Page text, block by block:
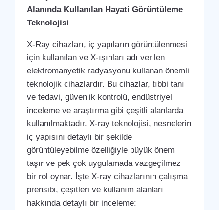
Alanında Kullanılan Hayati Görüntüleme
Teknolojisi
X-Ray cihazları, iç yapıların görüntülenmesi
için kullanılan ve X-ışınları adı verilen
elektromanyetik radyasyonu kullanan önemli
teknolojik cihazlardır. Bu cihazlar, tıbbi tanı
ve tedavi, güvenlik kontrolü, endüstriyel
inceleme ve araştırma gibi çeşitli alanlarda
kullanılmaktadır. X-ray teknolojisi, nesnelerin
iç yapısını detaylı bir şekilde
görüntüleyebilme özelliğiyle büyük önem
taşır ve pek çok uygulamada vazgeçilmez
bir rol oynar. İşte X-ray cihazlarının çalışma
prensibi, çeşitleri ve kullanım alanları
hakkında detaylı bir inceleme: